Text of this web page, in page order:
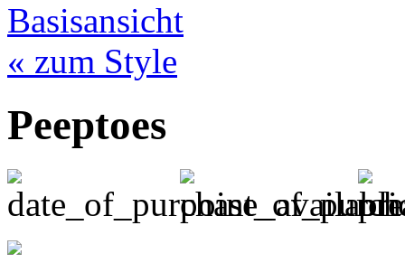
Basisansicht
« zum Style
Peeptoes